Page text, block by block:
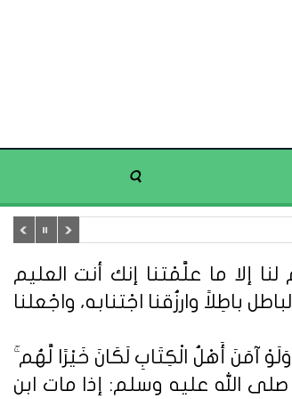
إلا ما علَّمْتنا إنك أنت العليم
باطِلاً وارزُقنا اجْتنابه، واجْعلنا
آمَنَ أَهْلُ الْكِتَابِ لَكَانَ خَيْرًا لَّهُم
قال : قال رسول الله صلى الله عليه وسلم: إذا مات ابن